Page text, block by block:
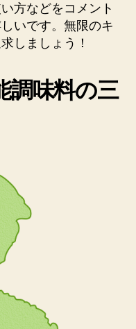
方などをコメント
いです。無限のキ
しましょう！
調味料の三